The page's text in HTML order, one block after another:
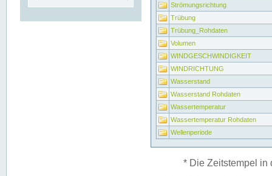
Strömungsrichtung
Trübung
Trübung_Rohdaten
Volumen
WINDGESCHWINDIGKEIT
WINDRICHTUNG
Wasserstand
Wasserstand Rohdaten
Wassertemperatur
Wassertemperatur Rohdaten
Wellenperiode
* Die Zeitstempel in